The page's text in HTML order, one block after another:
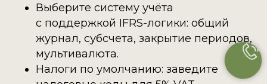
Выберите систему учёта
с поддержкой IFRS-логики: общий
журнал, субсчета, закрытие периодов,
мультивалюта.
Налоги по умолчанию: заведите